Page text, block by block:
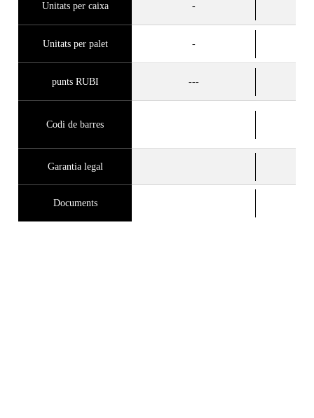
Unitats per caixa -
Unitats per palet -
punts RUBI ---
Codi de barres
Garantia legal
Documents